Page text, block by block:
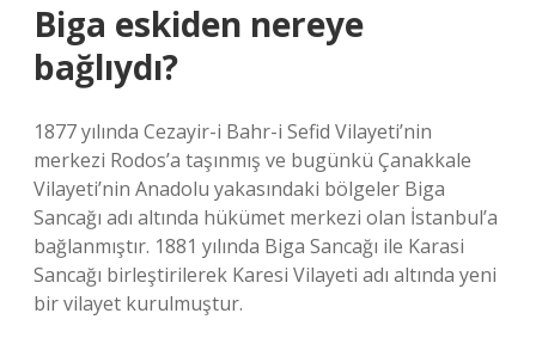
Biga eskiden nereye
bağlıydı?
1877 yılında Cezayir-i Bahr-i Sefid Vilayeti’nin
merkezi Rodos’a taşınmış ve bugünkü Çanakkale
Vilayeti’nin Anadolu yakasındaki bölgeler Biga
Sancağı adı altında hükümet merkezi olan İstanbul’a
bağlanmıştır. 1881 yılında Biga Sancağı ile Karasi
Sancağı birleştirilerek Karesi Vilayeti adı altında yeni
bir vilayet kurulmuştur.